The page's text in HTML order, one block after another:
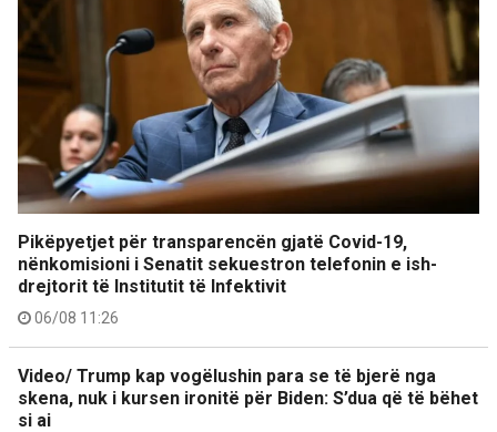
Pikëpyetjet për transparencën gjatë Covid-19,
nënkomisioni i Senatit sekuestron telefonin e ish-
drejtorit të Institutit të Infektivit
06/08 11:26
Video/ Trump kap vogëlushin para se të bjerë nga
skena, nuk i kursen ironitë për Biden: S’dua që të bëhet
si ai